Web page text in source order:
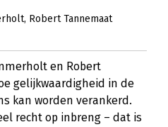
Robert Tannemaat
en Robert
gelijkwaardigheid in de
kan worden verankerd.
recht op inbreng – dat is